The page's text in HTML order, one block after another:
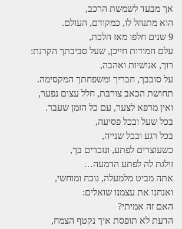
אך מבעד לשמשת הרכב,
הוא מתנהל לו, כמקודם, העולם.
9 שנים חלפו מאז הלכת,
עלם חמודות חייכן, שעל סביבתך הקרנת:
רוך, אנושיות ואהבה,
על סובבך, חבריך ומשפחתך המקסימה.
תחושת הכאב צורבת, חלל עצום נפער,
ואין מרפא לצער, עם כל הזמן שעבר.
בכל שעל ובכל פסיעה,
בכל רגע ובכל שנייה,
כשעוצרים לפתע, ונזכרים בך,
זולגת לה לפתע הדמעה…
אתה מביט מלמעלה, נוכח ומוחשי,
ואנחנו את עצמנו שואלים:
האם זה אמיתי?
הדעת לא תופסת איך נקטף הצמח,